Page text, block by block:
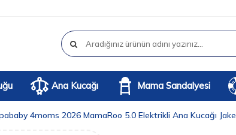
Ana Kucağı Mama Sandalyesi
4moms 2026 MamaRoo 5.0 Elektrikli Ana Kucağı Jake